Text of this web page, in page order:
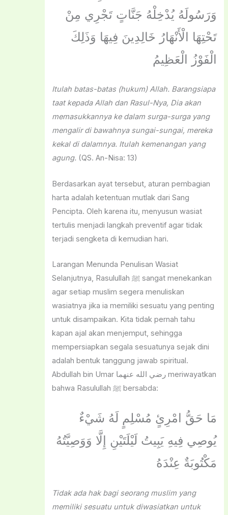
وَرَسُولَهُ يُدْخِلْهُ جَنَّاتٍ تَجْرِي مِنْ
تَحْتِهَا الْأَنْهَارُ خَالِدِينَ فِيهَا وَذَلِكَ
الْفَوْزُ الْعَظِيمُ
Itulah batas-batas (hukum) Allah. Barangsiapa
taat kepada Allah dan Rasul-Nya, Dia akan
memasukkannya ke dalam surga-surga yang
mengalir di bawahnya sungai-sungai, mereka
kekal di dalamnya. Itulah kemenangan yang
agung. (QS. An-Nisa: 13)
Berdasarkan ayat tersebut, aturan pembagian
harta adalah ketentuan mutlak dari Sang
Pencipta. Oleh karena itu, menyusun wasiat
tertulis menjadi langkah preventif agar tidak
terjadi sengketa di kemudian hari.
Larangan Menunda Penulisan Wasiat
Selanjutnya, Rasulullah ﷺ sangat menekankan
agar setiap muslim segera menuliskan
wasiatnya jika ia memiliki sesuatu yang penting
untuk disampaikan. Kita tidak pernah tahu
kapan ajal akan menjemput, sehingga
mempersiapkan segala sesuatunya sejak dini
adalah bentuk tanggung jawab spiritual.
Abdullah bin Umar رضي الله عنهما meriwayatkan
bahwa Rasulullah ﷺ bersabda:
مَا حَقُّ امْرِئٍ مُسْلِمٍ لَهُ شَيْءٌ
يُوصِي فِيهِ يَبِيتُ لَيْلَتَيْنِ إِلَّا وَوَصِيَّتُهُ
مَكْتُوبَةٌ عِنْدَهُ
Tidak ada hak bagi seorang muslim yang
memiliki sesuatu untuk diwasiatkan untuk